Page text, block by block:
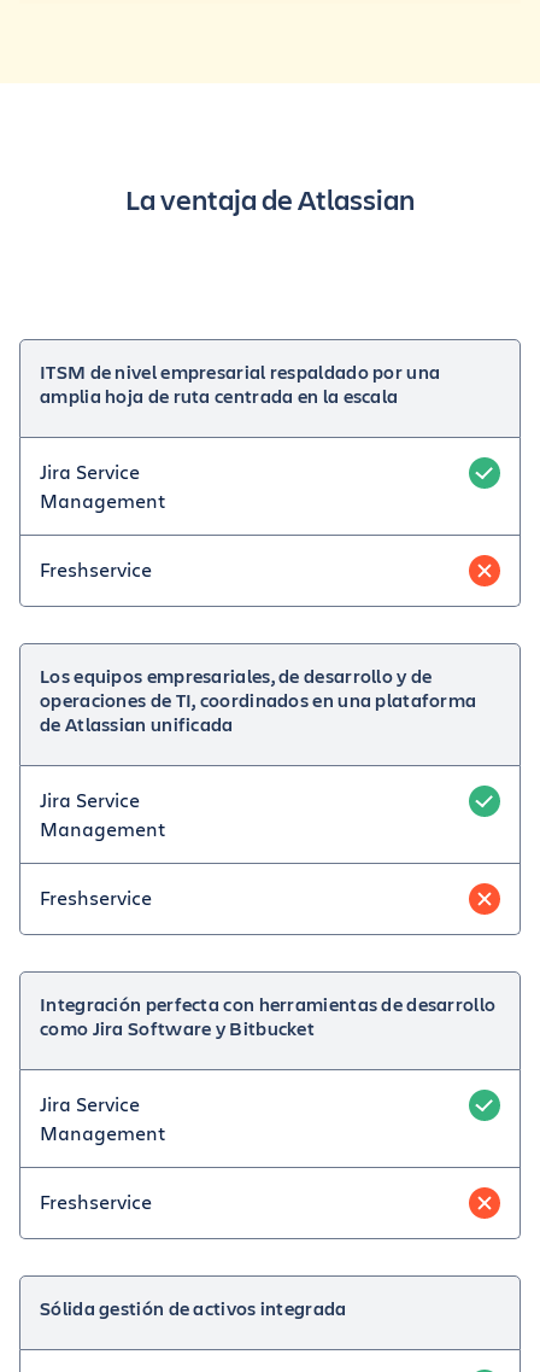
La ventaja de Atlassian
ITSM de nivel empresarial respaldado por una
amplia hoja de ruta centrada en la escala
Jira Service
Management
Freshservice
Los equipos empresariales, de desarrollo y de
operaciones de TI, coordinados en una plataforma
de Atlassian unificada
Jira Service
Management
Freshservice
Integración perfecta con herramientas de desarrollo
como Jira Software y Bitbucket
Jira Service
Management
Freshservice
Sólida gestión de activos integrada